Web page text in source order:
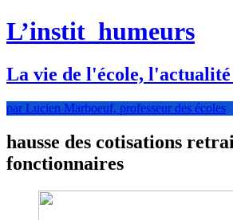
L’instit humeurs
La vie de l'école,
par Lucien Marboeuf, professeur des écoles
hausse des cotisations
fonctionnaires